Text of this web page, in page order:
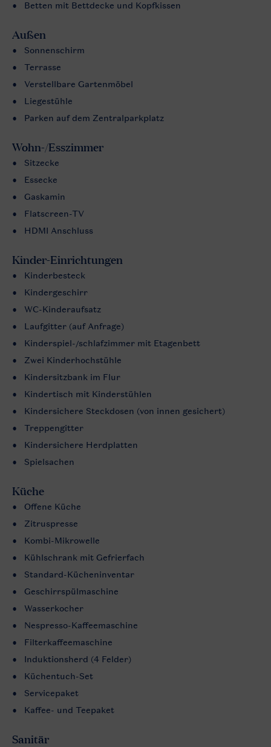
Betten mit Bettdecke und Kopfkissen
Außen
Sonnenschirm
Terrasse
Verstellbare Gartenmöbel
Liegestühle
Parken auf dem Zentralparkplatz
Wohn-/Esszimmer
Sitzecke
Essecke
Gaskamin
Flatscreen-TV
HDMI Anschluss
Kinder-Einrichtungen
Kinderbesteck
Kindergeschirr
WC-Kinderaufsatz
Laufgitter (auf Anfrage)
Kinderspiel-/schlafzimmer mit Etagenbett
Zwei Kinderhochstühle
Kindersitzbank im Flur
Kindertisch mit Kinderstühlen
Kindersichere Steckdosen (von innen gesichert)
Treppengitter
Kindersichere Herdplatten
Spielsachen
Küche
Offene Küche
Zitruspresse
Kombi-Mikrowelle
Kühlschrank mit Gefrierfach
Standard-Kücheninventar
Geschirrspülmaschine
Wasserkocher
Nespresso-Kaffeemaschine
Filterkaffeemaschine
Induktionsherd (4 Felder)
Küchentuch-Set
Servicepaket
Kaffee- und Teepaket
Sanitär